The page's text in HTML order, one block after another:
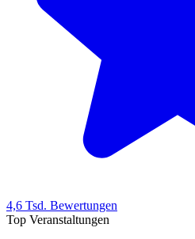
4,6 Tsd. Bewertungen
Top Veranstaltungen